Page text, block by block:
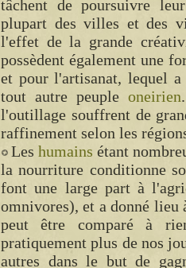
tâchent de poursuivre
plupart des villes et des
l'effet de la grande
possèdent également une
et pour l'artisanat, lequel a
tout autre peuple oneirien
l'outillage souffrent de
raffinement selon les
Les humains étant
la nourriture conditionne
font une large part à
omnivores), et a donné lieu
peut être comparé à
pratiquement plus de nos
autres dans le but de